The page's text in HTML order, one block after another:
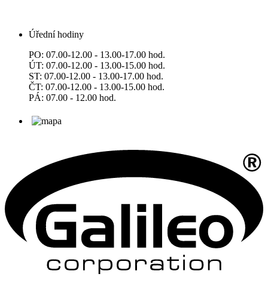
Úřední hodiny
PO: 07.00-12.00 - 13.00-17.00 hod.
ÚT: 07.00-12.00 - 13.00-15.00 hod.
ST: 07.00-12.00 - 13.00-17.00 hod.
ČT: 07.00-12.00 - 13.00-15.00 hod.
PÁ: 07.00 - 12.00 hod.